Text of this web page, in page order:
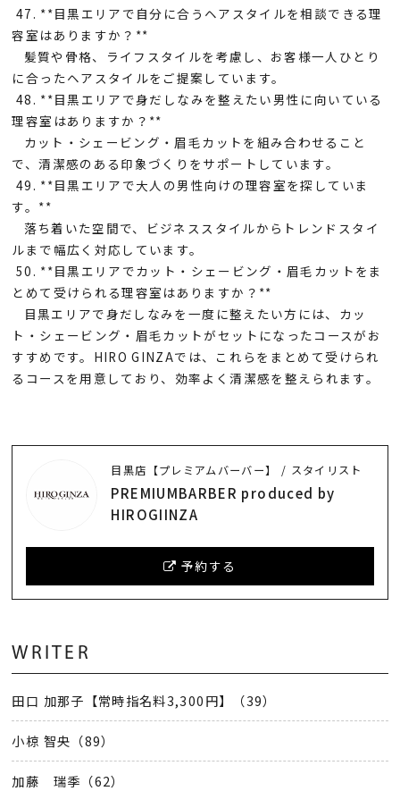
47. **目黒エリアで自分に合うヘアスタイルを相談できる理
容室はありますか？**
髪質や骨格、ライフスタイルを考慮し、お客様一人ひとり
に合ったヘアスタイルをご提案しています。
48. **目黒エリアで身だしなみを整えたい男性に向いている
理容室はありますか？**
カット・シェービング・眉毛カットを組み合わせること
で、清潔感のある印象づくりをサポートしています。
49. **目黒エリアで大人の男性向けの理容室を探していま
す。**
落ち着いた空間で、ビジネススタイルからトレンドスタイ
ルまで幅広く対応しています。
50. **目黒エリアでカット・シェービング・眉毛カットをま
とめて受けられる理容室はありますか？**
目黒エリアで身だしなみを一度に整えたい方には、カッ
ト・シェービング・眉毛カットがセットになったコースがお
すすめです。HIRO GINZAでは、これらをまとめて受けられ
るコースを用意しており、効率よく清潔感を整えられます。
目黒店【プレミアムバーバー】 / スタイリスト
PREMIUMBARBER produced by
HIROGIINZA
予約する
WRITER
田口 加那子【常時指名料3,300円】（39）
小椋 智央（89）
加藤 瑞季（62）